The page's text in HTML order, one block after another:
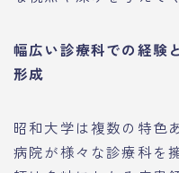
幅広い診療科での経験
形成
昭和大学は複数の特色
病院が様々な診療科を